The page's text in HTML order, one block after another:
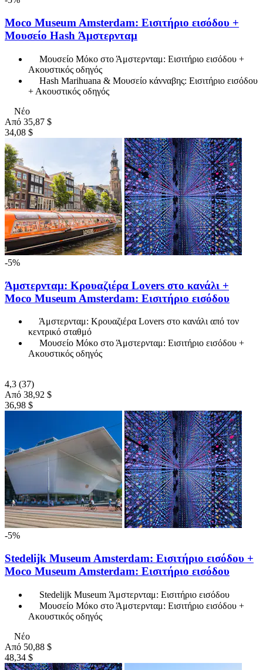
Moco Museum Amsterdam: Εισιτήριο εισόδου +
Μουσείο Hash Άμστερνταμ
Μουσείο Μόκο στο Άμστερνταμ: Εισιτήριο εισόδου +
Ακουστικός οδηγός
Hash Marihuana & Μουσείο κάνναβης: Εισιτήριο εισόδου
+ Ακουστικός οδηγός
Νέο
Από 35,87 $
34,08 $
-5%
Άμστερνταμ: Κρουαζιέρα Lovers στο κανάλι +
Moco Museum Amsterdam: Εισιτήριο εισόδου
Άμστερνταμ: Κρουαζιέρα Lovers στο κανάλι από τον
κεντρικό σταθμό
Μουσείο Μόκο στο Άμστερνταμ: Εισιτήριο εισόδου +
Ακουστικός οδηγός
4,3 (37)
Από 38,92 $
36,98 $
-5%
Stedelijk Museum Amsterdam: Εισιτήριο εισόδου +
Moco Museum Amsterdam: Εισιτήριο εισόδου
Stedelijk Museum Άμστερνταμ: Εισιτήριο εισόδου
Μουσείο Μόκο στο Άμστερνταμ: Εισιτήριο εισόδου +
Ακουστικός οδηγός
Νέο
Από 50,88 $
48,34 $